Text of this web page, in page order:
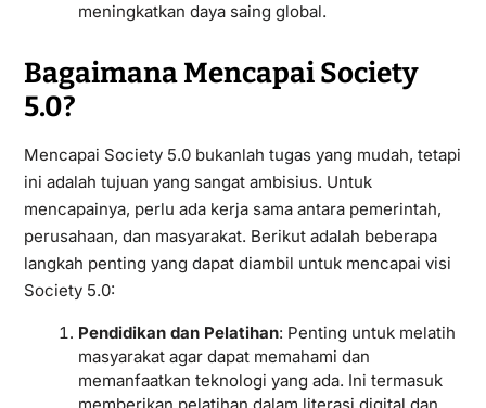
meningkatkan daya saing global.
Bagaimana Mencapai Society
5.0?
Mencapai Society 5.0 bukanlah tugas yang mudah, tetapi
ini adalah tujuan yang sangat ambisius. Untuk
mencapainya, perlu ada kerja sama antara pemerintah,
perusahaan, dan masyarakat. Berikut adalah beberapa
langkah penting yang dapat diambil untuk mencapai visi
Society 5.0:
Pendidikan dan Pelatihan: Penting untuk melatih
masyarakat agar dapat memahami dan
memanfaatkan teknologi yang ada. Ini termasuk